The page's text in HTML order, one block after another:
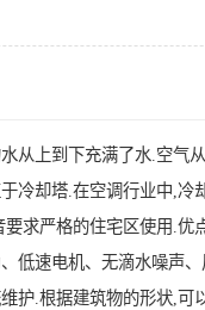
从上到下充满了水.空气
冷却塔.在空调行业中,冷
要求严格的住宅区使用.优
低速电机、无滴水噪声
护.根据建筑物的形状,可